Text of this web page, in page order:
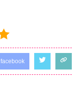
facebook